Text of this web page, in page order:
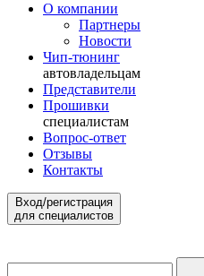
О компании
Партнеры
Новости
Чип-тюнинг
автовладельцам
Представители
Прошивки
специалистам
Вопрос-ответ
Отзывы
Контакты
Вход/регистрация
для специалистов